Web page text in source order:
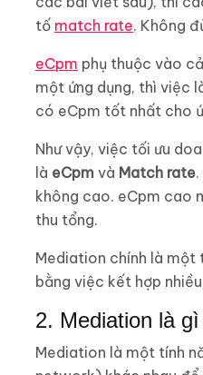
tố match rate. Không
eCpm phụ thuộc vào
một ứng dụng, thì việc
có eCpm tốt nhất cho
Như vậy, việc tối ưu
là eCpm và Match rate
không cao. eCpm cao
thu tổng.
Mediation chính là một
bằng việc kết hợp
2. Mediation là gì
Mediation là một tính